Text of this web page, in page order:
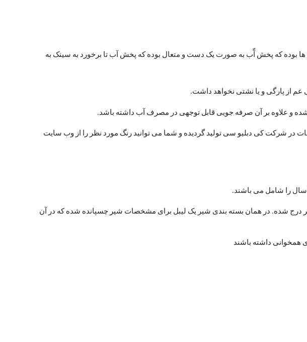
ها بوده که پخش آّب به صورت یک دست و متعال بوده که پخش آب تا برخورد به سینک به
عم از پارگی و یا نشتی نخواهد داشت.
در شرکت کی دبلیو سی تولید گردیده و شما می توانید رنگ مورد نظر را از وب سایت
درج شده. در همان بسته بندی شیر یک لیبل برای مشخصات شیر چسپانده شده که در آن
همخوانی داشته باشند